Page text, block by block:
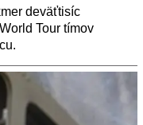
deväťtisíc
Tour tímov